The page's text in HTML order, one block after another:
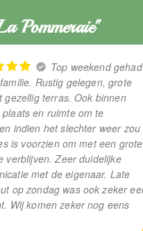
Pommeraie"
Top weekend gehad
Rustig gelegen, grote
gezellig terras. Ook binnen
en ruimte om te
indien het slechter weer zou
is voorzien om met een grote
verblijven. Zeer duidelijke
met de eigenaar. Late
op zondag was ook zeker
Wij komen zeker nog eens